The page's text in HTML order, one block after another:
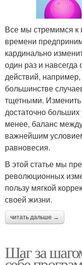
Все мы стремимся к
времени
кардинально
один раз и навсегда
действий,
большинстве
тщетными.
достаточно
менее, баланс
важнейшим
равновесия.
В этой статье мы
революционных
пользу мягкой
своей жизни.
читать дальше →
Шаг за